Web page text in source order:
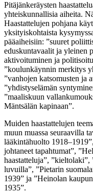
Pitäjänkeräysten
yhteiskunnallisia aiheita.
Haastattelujen pohjana
yksityiskohtaista
pääaiheisiin: ”suuret
eduskuntavaalit ja yleinen
aktivoituminen ja
”koulunkäynnin merkitys
”vanhojen katsomusten ja
”yhdistyselämän
”maaliskuun
Mäntsälän kapinaan”.
Muiden haastattelujen
muun muassa seuraavilla
lääkintähuolto
johtaneet tapahtumat”,
haastatteluja”,
luvuilla”, ”Pietarin
1939” ja ”Heinolan
1935”.